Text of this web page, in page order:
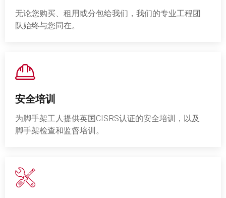
无论您购买、租用或分包给我们，我们的专业工程团
队始终与您同在。
安全培训
为脚手架工人提供英国CISRS认证的安全培训，以及
脚手架检查和监督培训。